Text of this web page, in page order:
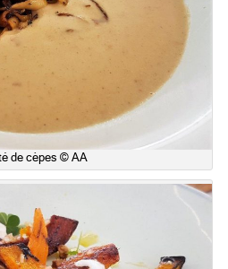
de cèpes © AA